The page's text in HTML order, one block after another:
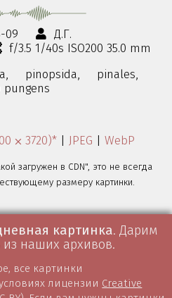
09
Д.Г.
f/3.5 1/40s ISO200 35.0 mm
pinopsida,
pinales,
pungens
⨉ 3720)* | JPEG | WebP
загружен в CDN", это не всегда
размеру картинки.
картинка. Дарим
наших архивов.
все картинки
лицензии Creative